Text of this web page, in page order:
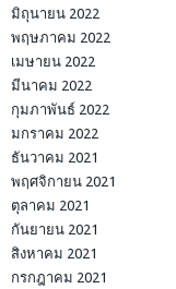
มิถุนายน 2022
พฤษภาคม 2022
เมษายน 2022
มีนาคม 2022
กุมภาพันธ์ 2022
มกราคม 2022
ธันวาคม 2021
พฤศจิกายน 2021
ตุลาคม 2021
กันยายน 2021
สิงหาคม 2021
กรกฎาคม 2021